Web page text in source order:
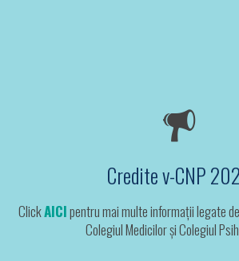
Credite v-CNP
ClickAICIpentru mai multe informații legate
Colegiul Medicilor și Colegiul